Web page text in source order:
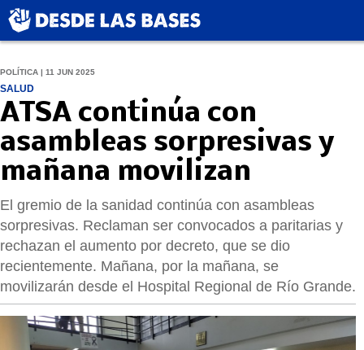
POLÍTICA | 11 JUN 2025
SALUD
ATSA continúa con
asambleas sorpresivas y
mañana movilizan
El gremio de la sanidad continúa con asambleas
sorpresivas. Reclaman ser convocados a paritarias y
rechazan el aumento por decreto, que se dio
recientemente. Mañana, por la mañana, se
movilizarán desde el Hospital Regional de Río Grande.